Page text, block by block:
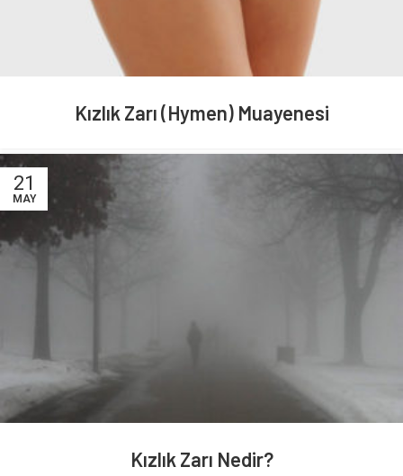
Kızlık Zarı (Hymen) Muayenesi
21
MAY
Kızlık Zarı Nedir?